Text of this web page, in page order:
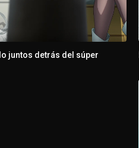
juntos detrás del súper